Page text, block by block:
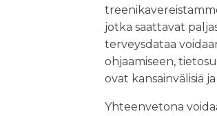
jotka saattavat
terveysdataa
ohjaamiseen,
ovat kansainvälisiä
Yhteenvetona